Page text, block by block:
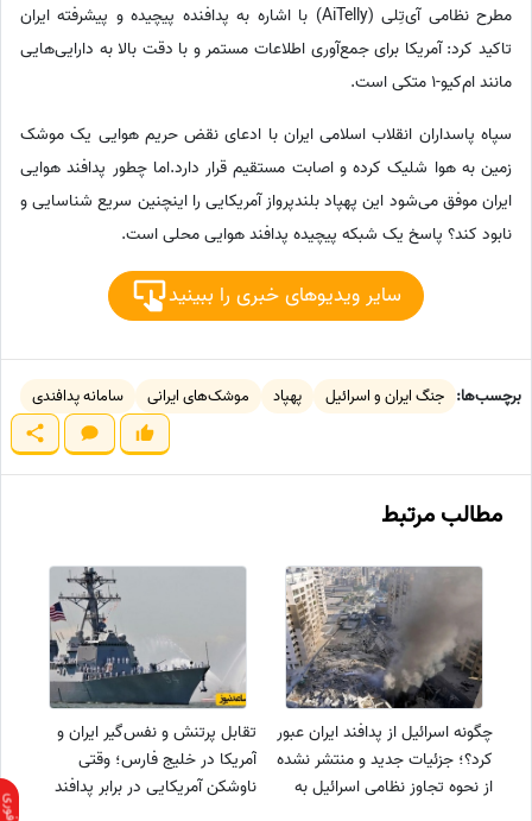
مطرح نظامی آی‌تِلی (AiTelly) با اشاره به پدافنده پیچیده و پیشرفته ایران
تاکید کرد: آمریکا برای جمع‌آوری اطلاعات مستمر و با دقت بالا به دارایی‌هایی
مانند ام‌کیو-1 متکی است.
سپاه پاسداران انقلاب اسلامی ایران با ادعای نقض حریم هوایی یک موشک
زمین ‌به ‌هوا شلیک کرده و اصابت مستقیم قرار دارد.اما چطور پدافند هوایی
ایران موفق می‌شود این پهپاد بلندپرواز آمریکایی را اینچنین سریع شناسایی و
نابود کند؟ پاسخ یک شبکه پیچیده پدافند هوایی محلی است.
سایر ویدیوهای خبری را ببینید
برچسب‌ها: جنگ ایران و اسرائیل پهپاد موشک‌های ایرانی سامانه پدافندی
مطالب مرتبط
چگونه اسرائیل از پدافند ایران عبور
کرد؟؛ جزئیات جدید و منتشر نشده
از نحوه تجاوز نظامی اسرائیل به
تقابل پرتنش و نفس‌گیر ایران و
آمریکا در خلیج فارس؛ وقتی
ناوشکن آمریکایی در برابر پدافند